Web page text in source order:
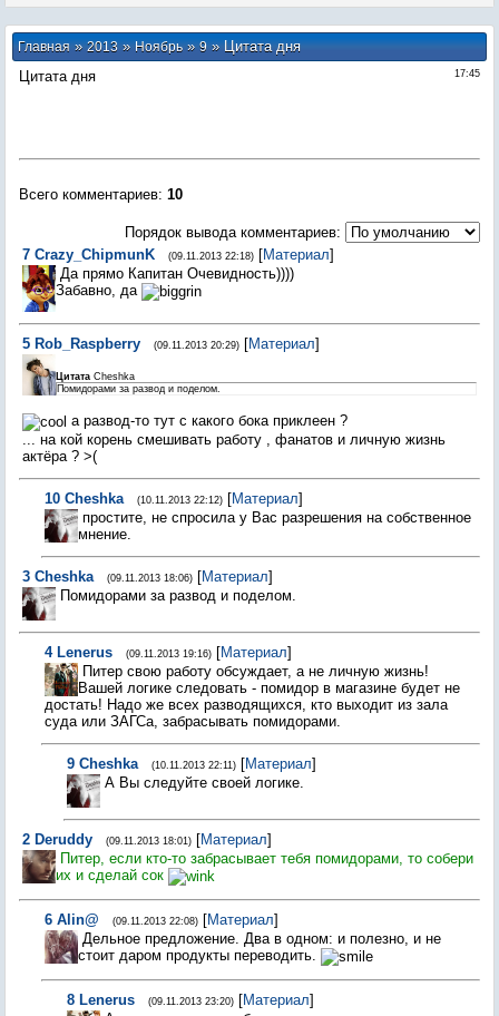
Главная»2013 » Ноябрь » 9» Цитата дня
17:45
Цитата дня
Всего комментариев: 10
Порядок вывода комментариев:
7 Crazy_ChipmunK (09.11.2013 22:18) [Материал]
Да прямо Капитан Очевидность))))
Забавно, да
5 Rob_Raspberry (09.11.2013 20:29) [Материал]
Цитата Cheshka
Помидорами за развод и поделом.
а развод-то тут с какого бока приклеен ?
... на кой корень смешивать работу , фанатов и личную жизнь
актёра ? >(
10 Cheshka (10.11.2013 22:12) [Материал]
простите, не спросила у Вас разрешения на собственное
мнение.
3 Cheshka (09.11.2013 18:06) [Материал]
Помидорами за развод и поделом.
4 Lenerus (09.11.2013 19:16) [Материал]
Питер свою работу обсуждает, а не личную жизнь!
Вашей логике следовать - помидор в магазине будет не
достать! Надо же всех разводящихся, кто выходит из зала
суда или ЗАГСа, забрасывать помидорами.
9 Cheshka (10.11.2013 22:11) [Материал]
А Вы следуйте своей логике.
2 Deruddy (09.11.2013 18:01) [Материал]
Питер, если кто-то забрасывает тебя помидорами, то собери
их и сделай сок
6 Alin@ (09.11.2013 22:08) [Материал]
Дельное предложение. Два в одном: и полезно, и не
стоит даром продукты переводить.
8 Lenerus (09.11.2013 23:20) [Материал]